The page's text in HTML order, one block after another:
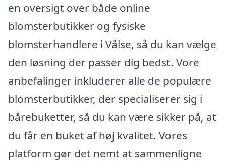
en oversigt over både online
blomsterbutikker og fysiske
blomsterhandlere i Vålse, så du kan vælge
den løsning der passer dig bedst. Vore
anbefalinger inkluderer alle de populære
blomsterbutikker, der specialiserer sig i
bårebuketter, så du kan være sikker på, at
du får en buket af høj kvalitet. Vores
platform gør det nemt at sammenligne